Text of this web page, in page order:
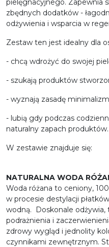
pielęgnacyjnego. Zapewnia
zbędnych dodatków -
odżywienia i wsparcia w
Zestaw ten jest idealny dla
- chcą wdrożyć do swojej
- szukają produktów
- wyznają zasadę
- lubią gdy podczas
naturalny zapach produktów.
W zestawie znajduje się:
NATURALNA WODA
Woda różana to ceniony,
w procesie destylacji
wodną. Doskonale odżywia,
podrażnienia i
zdrowy wygląd i jednolity
czynnikami zewnętrznym.